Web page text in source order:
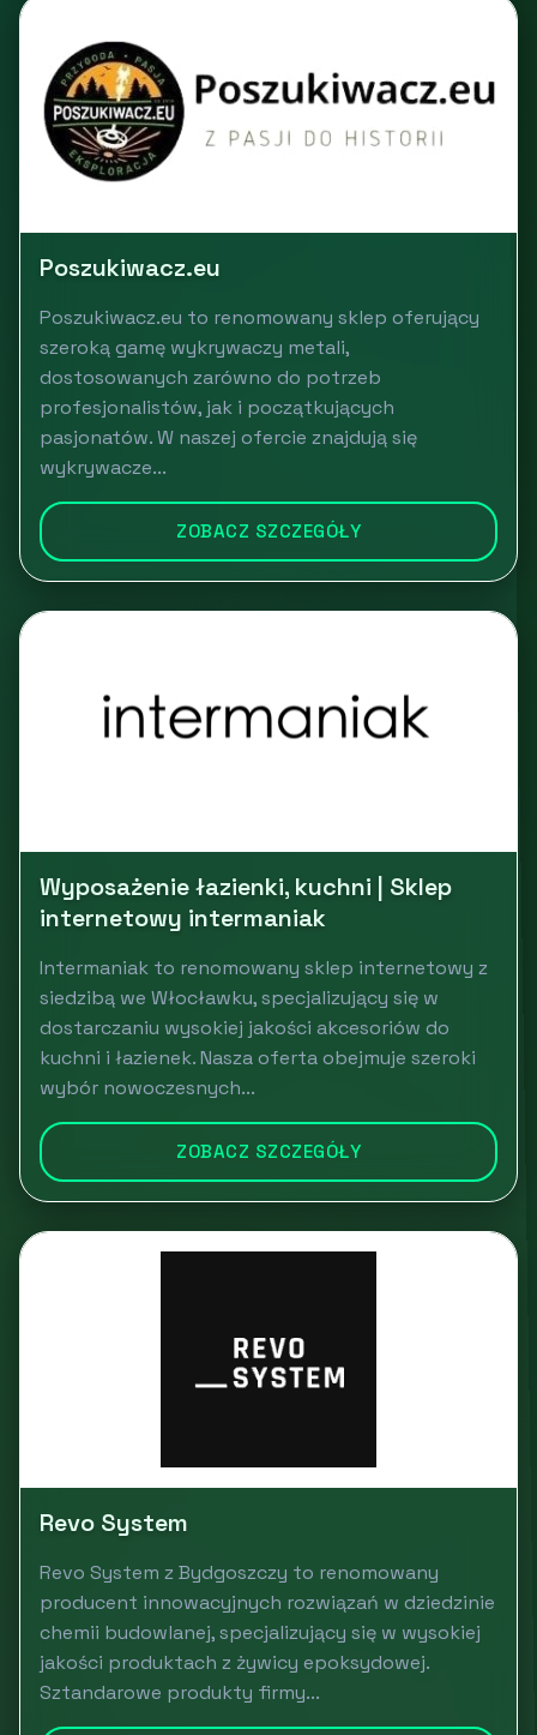
Poszukiwacz.eu
Poszukiwacz.eu to renomowany sklep oferujący
szeroką gamę wykrywaczy metali,
dostosowanych zarówno do potrzeb
profesjonalistów, jak i początkujących
pasjonatów. W naszej ofercie znajdują się
wykrywacze...
ZOBACZ SZCZEGÓŁY
Wyposażenie łazienki, kuchni | Sklep
internetowy intermaniak
Intermaniak to renomowany sklep internetowy z
siedzibą we Włocławku, specjalizujący się w
dostarczaniu wysokiej jakości akcesoriów do
kuchni i łazienek. Nasza oferta obejmuje szeroki
wybór nowoczesnych...
ZOBACZ SZCZEGÓŁY
Revo System
Revo System z Bydgoszczy to renomowany
producent innowacyjnych rozwiązań w dziedzinie
chemii budowlanej, specjalizujący się w wysokiej
jakości produktach z żywicy epoksydowej.
Sztandarowe produkty firmy...